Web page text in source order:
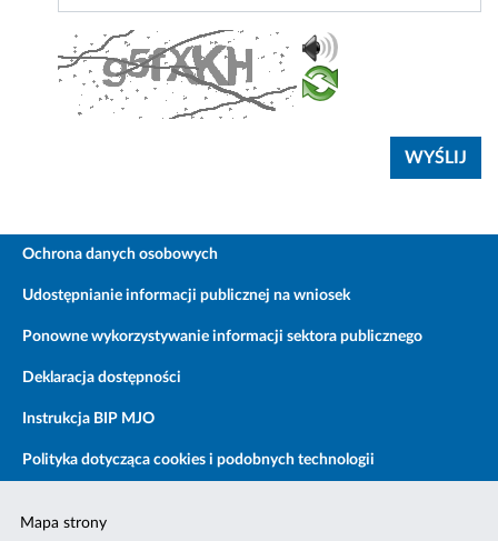
Ochrona danych osobowych
Udostępnianie informacji publicznej na wniosek
Ponowne wykorzystywanie informacji sektora publicznego
Deklaracja dostępności
Instrukcja BIP MJO
Polityka dotycząca cookies i podobnych technologii
Mapa strony